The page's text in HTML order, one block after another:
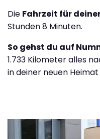
Die Fahrzeit für
Stunden 8 Minuten.
So gehst du auf
1.733 Kilometer alles
in deiner neuen Heimat